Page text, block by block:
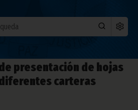
presentación de hojas
carteras